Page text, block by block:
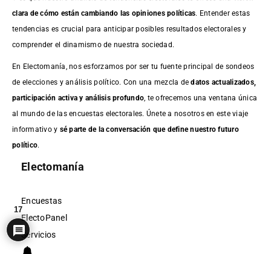
clara de cómo están cambiando las opiniones políticas. Entender estas
tendencias es crucial para anticipar posibles resultados electorales y
comprender el dinamismo de nuestra sociedad.
En Electomanía, nos esforzamos por ser tu fuente principal de sondeos
de elecciones y análisis político. Con una mezcla dedatos actualizados,
participación activa y análisis profundo, te ofrecemos una ventana única
al mundo de las encuestas electorales. Únete a nosotros en este viaje
informativo y sé parte de la conversación que define nuestro futuro
político.
Electomanía
Encuestas
ElectoPanel
Servicios
17